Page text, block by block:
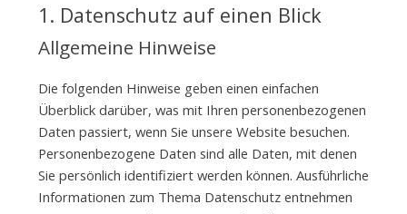
1. Datenschutz auf einen Blick
Allgemeine Hinweise
Die folgenden Hinweise geben einen einfachen
Überblick darüber, was mit Ihren personenbezogenen
Daten passiert, wenn Sie unsere Website besuchen.
Personenbezogene Daten sind alle Daten, mit denen
Sie persönlich identifiziert werden können. Ausführliche
Informationen zum Thema Datenschutz entnehmen